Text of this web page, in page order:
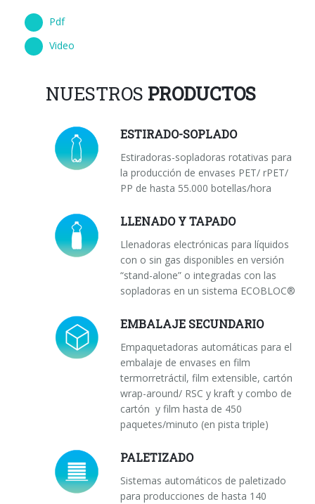
Pdf
Video
NUESTROS PRODUCTOS
ESTIRADO-SOPLADO
Estiradoras-sopladoras rotativas para
la producción de envases PET/ rPET/
PP de hasta 55.000 botellas/hora
LLENADO Y TAPADO
Llenadoras electrónicas para líquidos
con o sin gas disponibles en versión
“stand-alone” o integradas con las
sopladoras en un sistema ECOBLOC®
EMBALAJE SECUNDARIO
Empaquetadoras automáticas para el
embalaje de envases en film
termorretráctil, film extensible, cartón
wrap-around/ RSC y kraft y combo de
cartón y film hasta de 450
paquetes/minuto (en pista triple)
PALETIZADO
Sistemas automáticos de paletizado
para producciones de hasta 140